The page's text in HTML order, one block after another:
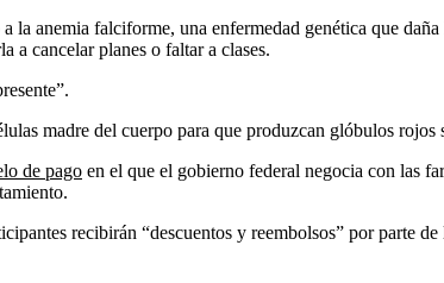
anemia falciforme, una enfermedad genética que
a cancelar planes o faltar a clases.
madre del cuerpo para que produzcan glóbulos rojos
de pago en el que el gobierno federal negocia con las
recibirán “descuentos y reembolsos” por parte